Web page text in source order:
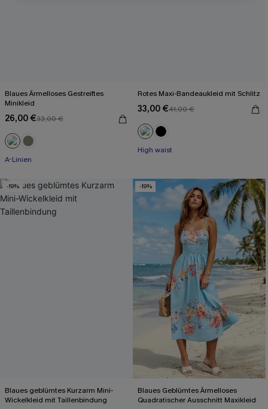
Blaues Ärmelloses Gestreiftes
Minikleid
26,00 €33,00 €
A-Linien
Rotes Maxi-Bandeaukleid mit Schlitz
33,00 €41,00 €
High waist
-19%
Blaues geblümtes Kurzarm Mini-
Wickelkleid mit Taillenbindung
-19%
Blaues Geblümtes Ärmelloses
Quadratischer Ausschnitt Maxikleid